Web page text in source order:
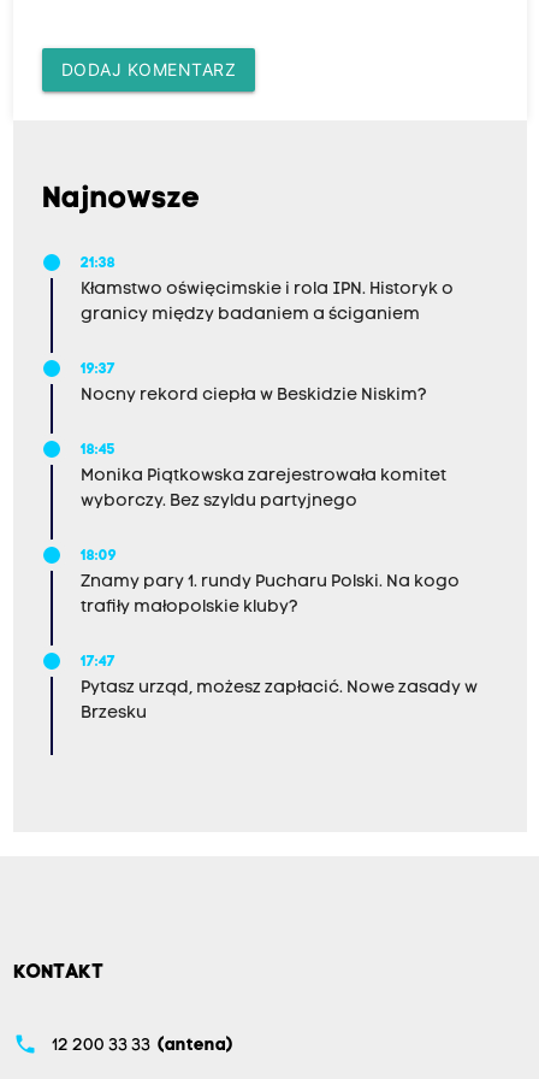
DODAJ KOMENTARZ
Najnowsze
21:38
Kłamstwo oświęcimskie i rola IPN. Historyk o
granicy między badaniem a ściganiem
19:37
Nocny rekord ciepła w Beskidzie Niskim?
18:45
Monika Piątkowska zarejestrowała komitet
wyborczy. Bez szyldu partyjnego
18:09
Znamy pary 1. rundy Pucharu Polski. Na kogo
trafiły małopolskie kluby?
17:47
Pytasz urząd, możesz zapłacić. Nowe zasady w
Brzesku
KONTAKT
phone 12 200 33 33 (antena)